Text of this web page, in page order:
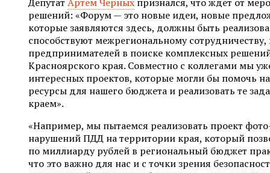
решений: «Форум — это новые идеи, новые
которые заявляются здесь, должны быть
способствуют межрегиональному
предпринимателей в поиске комплексных
Красноярского края. Совместно с коллегами мы
интересных проектов, которые могли бы помочь
ресурсы для нашего бюджета и реализовать те
краем».
«Например, мы пытаемся реализовать проект
нарушений ПДД на территории края, который
по миллиарду рублей в региональный бюджет
что это важно для нас и с точки зрения